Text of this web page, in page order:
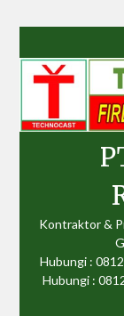
content
Kontraktor &
Hubungi :
Hubungi :